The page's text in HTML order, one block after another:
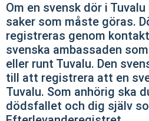
Om en svensk dör i
saker som måste göras.
registreras genom
svenska ambassaden
eller runt Tuvalu. Den
till att registrera att en
Tuvalu. Som anhörig ska
dödsfallet och dig själv